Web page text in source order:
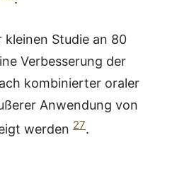
kleinen Studie an 80
Verbesserung der
kombinierter oraler
Anwendung von
werden 27.